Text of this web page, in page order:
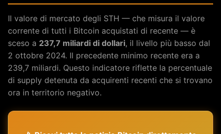
Il valore di mercato degli STH — che misura il valore
corrente di tutti i Bitcoin acquistati di recente — è
sceso a 237,7 miliardi di dollari, il livello più basso dal
2 ottobre 2024. Il precedente minimo recente era a
239,7 miliardi. Questo indicatore riflette la percentuale
di supply detenuta da acquirenti recenti che si trovano
ora in territorio negativo.